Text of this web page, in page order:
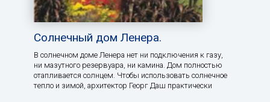
Солнечный дом Ленера.
В солнечном доме Ленера нет ни подключения к газу,
ни мазутного резервуара, ни камина. Дом полностью
отапливается солнцем. Чтобы использовать солнечное
тепло и зимой, архитектор Георг Даш практически